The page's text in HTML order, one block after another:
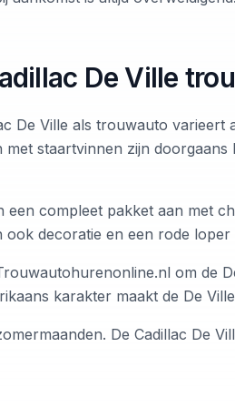
De Ville
De Ville als trouwauto varieert
staartvinnen zijn
een compleet pakket aan met
ook decoratie en een rode
om de
karakter maakt de De
De Cadillac De